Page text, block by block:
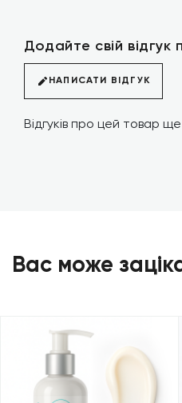
Додайте свій
НАПИСАТИ ВІДГУК
Відгуків про цей товар
Вас може